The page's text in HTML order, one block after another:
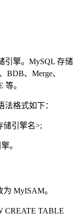
引擎。MySQL 存储
BDB、Merge、
等。
格式如下：
储引擎名>;
。
MyISAM。
CREATE TABLE